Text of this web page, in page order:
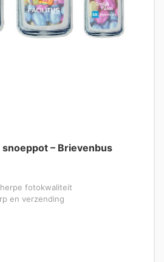
– Brievenbus
fotokwaliteit
en verzending